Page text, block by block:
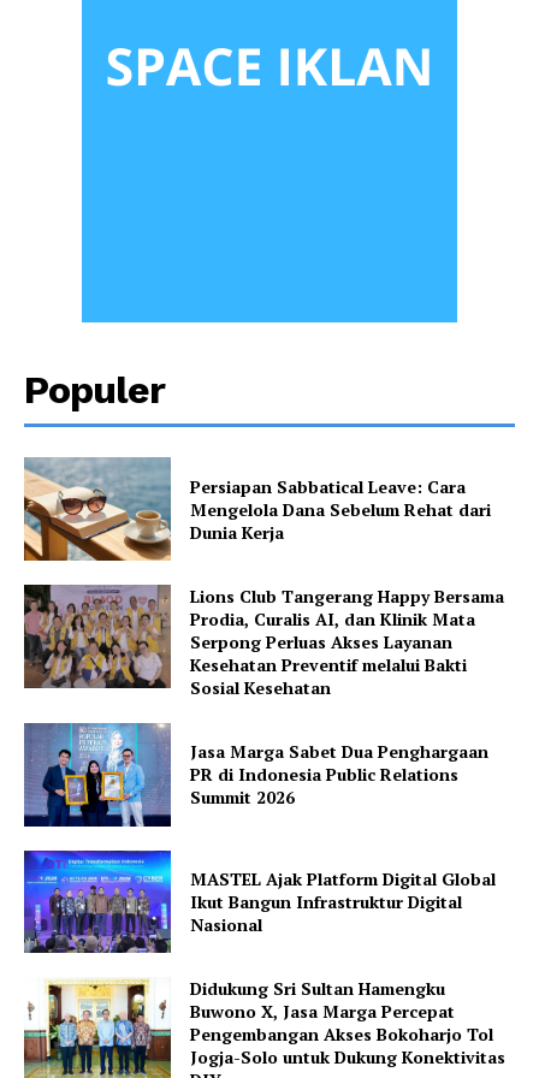
Populer
Persiapan Sabbatical Leave: Cara
Mengelola Dana Sebelum Rehat dari
Dunia Kerja
Lions Club Tangerang Happy Bersama
Prodia, Curalis AI, dan Klinik Mata
Serpong Perluas Akses Layanan
Kesehatan Preventif melalui Bakti
Sosial Kesehatan
Jasa Marga Sabet Dua Penghargaan
PR di Indonesia Public Relations
Summit 2026
MASTEL Ajak Platform Digital Global
Ikut Bangun Infrastruktur Digital
Nasional
Didukung Sri Sultan Hamengku
Buwono X, Jasa Marga Percepat
Pengembangan Akses Bokoharjo Tol
Jogja-Solo untuk Dukung Konektivitas